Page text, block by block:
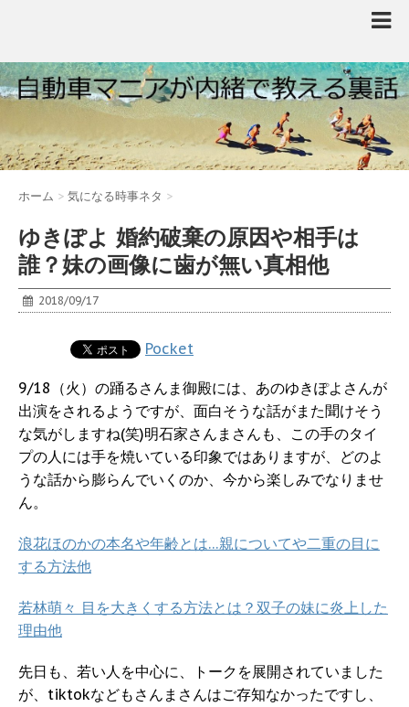
ホーム > 気になる時事ネタ >
ゆきぽよ 婚約破棄の原因や相手は
誰？妹の画像に歯が無い真相他
2018/09/17
Pocket
9/18（火）の踊るさんま御殿には、あのゆきぽよさんが
出演をされるようですが、面白そうな話がまた聞けそう
な気がしますね(笑)明石家さんまさんも、この手のタイ
プの人には手を焼いている印象ではありますが、どのよ
うな話から膨らんでいくのか、今から楽しみでなりませ
ん。
浪花ほのかの本名や年齢とは…親についてや二重の目に
する方法他
若林萌々 目を大きくする方法とは？双子の妹に炎上した
理由他
先日も、若い人を中心に、トークを展開されていました
が、tiktokなどもさんまさんはご存知なかったですし、